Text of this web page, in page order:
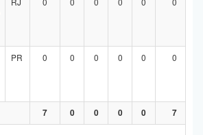
PR 0 0 0 0 0 0
7 0 0 0 0 7